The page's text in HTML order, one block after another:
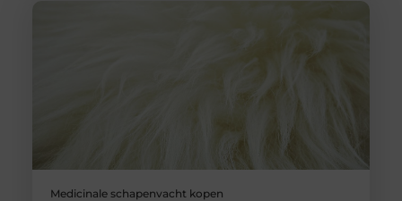
Medicinale schapenvacht kopen